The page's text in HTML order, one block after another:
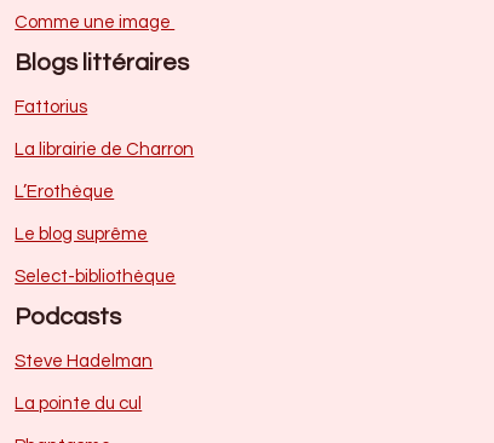
Comme une image
Blogs littéraires
Fattorius
La librairie de Charron
L’Erothèque
Le blog suprême
Select-bibliothèque
Podcasts
Steve Hadelman
La pointe du cul